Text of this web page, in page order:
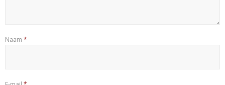
Naam *